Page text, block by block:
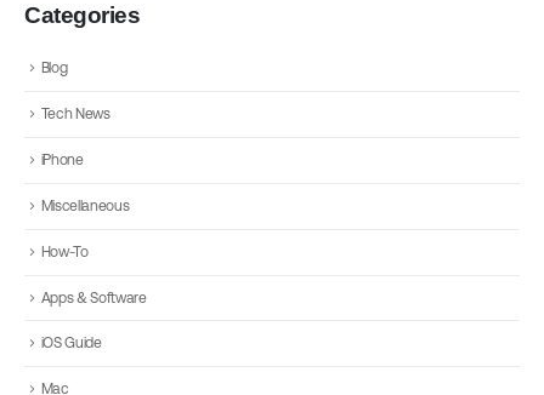
Categories
Blog
Tech News
iPhone
Miscellaneous
How-To
Apps & Software
iOS Guide
Mac